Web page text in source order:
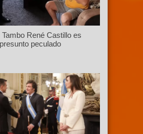
René Castillo es
peculado